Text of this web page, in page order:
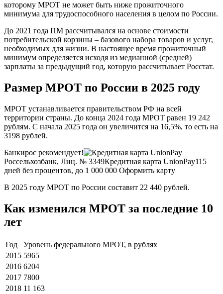
которому МРОТ не может быть ниже прожиточного
минимума для трудоспособного населения в целом по России.
До 2021 года ПМ рассчитывался на основе стоимости
потребительской корзины – базового набора товаров и услуг,
необходимых для жизни. В настоящее время прожиточный
минимум определяется исходя из медианной (средней)
зарплаты за предыдущий год, которую рассчитывает Росстат.
Размер МРОТ по России в 2025 году
МРОТ устанавливается правительством РФ на всей
территории страны. До конца 2024 года МРОТ равен 19 242
рублям. С начала 2025 года он увеличится на 16,5%, то есть на
3198 рублей.
Банкирос рекомендует!
Россельхозбанк, Лиц. № 3349Кредитная карта UnionPay115
дней без процентов, до 1 000 000 Оформить карту
В 2025 году МРОТ по России составит 22 440 рублей.
Как изменился МРОТ за последние 10
лет
Год
Уровень федерального МРОТ, в рублях
2015 5965
2016 6204
2017 7800
2018 11 163